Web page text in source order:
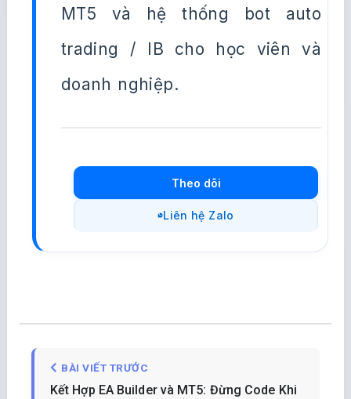
MT5 và hệ thống bot auto
trading / IB cho học viên và
doanh nghiệp.
Theo dõi
Liên hệ Zalo
BÀI VIẾT TRƯỚC
Kết Hợp EA Builder và MT5: Đừng Code Khi